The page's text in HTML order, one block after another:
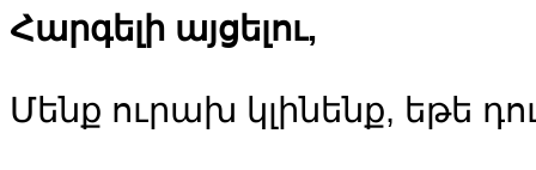
Հարգելի այցելու,
Մենք ուրախ կլինենք, եթե